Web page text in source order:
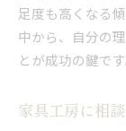
足度も高くなる
中から、自分の
とが成功の鍵です
家具工房に相